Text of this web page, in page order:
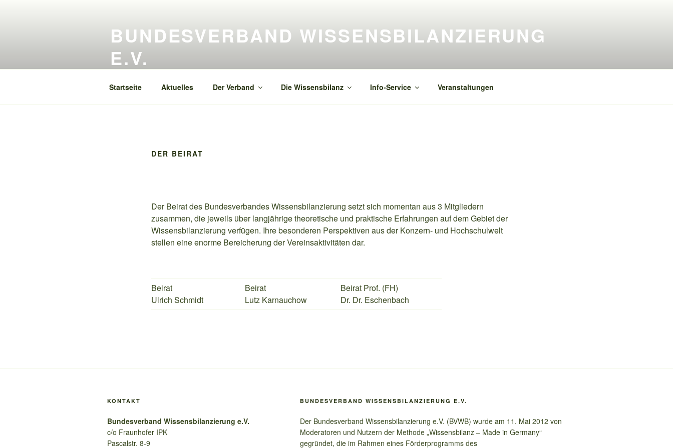
BUNDESVERBAND WISSENSBILANZIERUNG
E.V.
Startseite Aktuelles Der Verband Die Wissensbilanz Info-Service Veranstaltungen
DER BEIRAT
Der Beirat des Bundesverbandes Wissensbilanzierung setzt sich momentan aus 3 Mitgliedern
zusammen, die jeweils über langjährige theoretische und praktische Erfahrungen auf dem Gebiet der
Wissensbilanzierung verfügen. Ihre besonderen Perspektiven aus der Konzern- und Hochschulwelt
stellen eine enorme Bereicherung der Vereinsaktivitäten dar.
Beirat
Ulrich Schmidt
Beirat
Lutz Karnauchow
Beirat Prof. (FH)
Dr. Dr. Eschenbach
KONTAKT
Bundesverband Wissensbilanzierung e.V.
c/o Fraunhofer IPK
Pascalstr. 8-9
BUNDESVERBAND WISSENSBILANZIERUNG E.V.
Der Bundesverband Wissensbilanzierung e.V. (BVWB) wurde am 11. Mai 2012 von
Moderatoren und Nutzern der Methode „Wissensbilanz – Made in Germany“
gegründet, die im Rahmen eines Förderprogramms des